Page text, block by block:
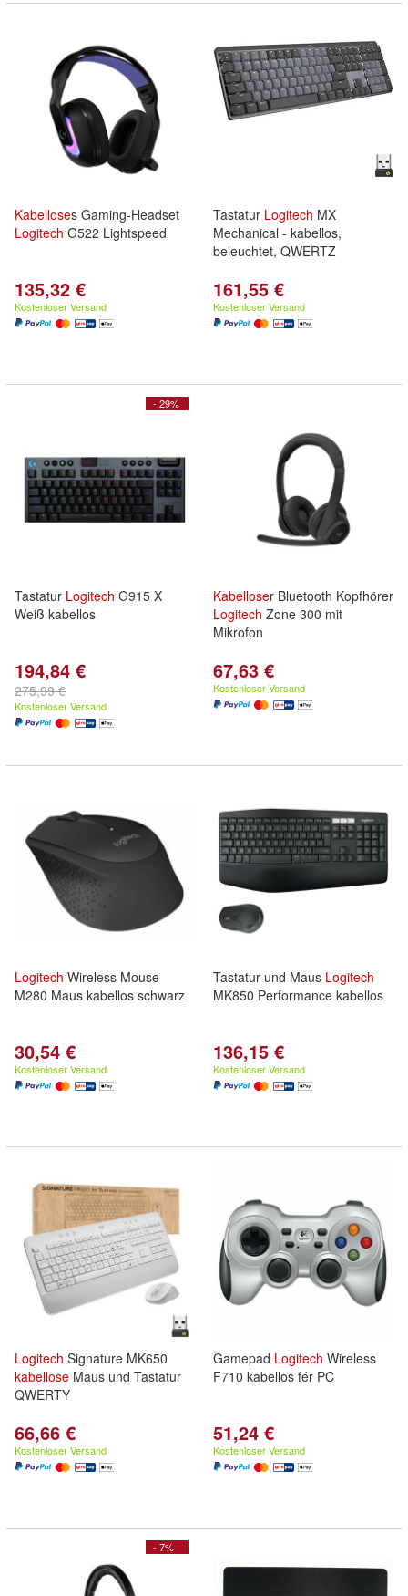
Kabelloses Gaming-Headset
Logitech G522 Lightspeed
135,32 €
Kostenloser Versand
Tastatur Logitech MX
Mechanical - kabellos,
beleuchtet, QWERTZ
161,55 €
Kostenloser Versand
- 29%
Tastatur Logitech G915 X
Weiß kabellos
194,84 €
275,99 €
Kostenloser Versand
Kabelloser Bluetooth Kopfhörer
Logitech Zone 300 mit
Mikrofon
67,63 €
Kostenloser Versand
Logitech Wireless Mouse
M280 Maus kabellos schwarz
30,54 €
Kostenloser Versand
Tastatur und Maus Logitech
MK850 Performance kabellos
136,15 €
Kostenloser Versand
Logitech Signature MK650
kabellose Maus und Tastatur
QWERTY
66,66 €
Kostenloser Versand
Gamepad Logitech Wireless
F710 kabellos fér PC
51,24 €
Kostenloser Versand
- 7%